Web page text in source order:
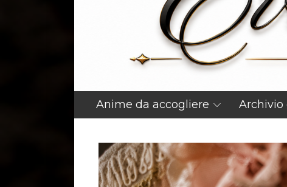
Anime da accogliere Archivio